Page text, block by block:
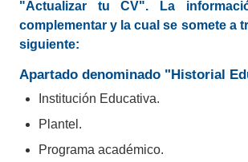
¡Coneecta
Guanajuatoes
mejor aliado!
Registro completamente
"Actualizar tu CV". La
complementar y la cual se somete a
siguiente:
Apartado denominado "Historial
Institución Educativa.
Plantel.
Programa académico.